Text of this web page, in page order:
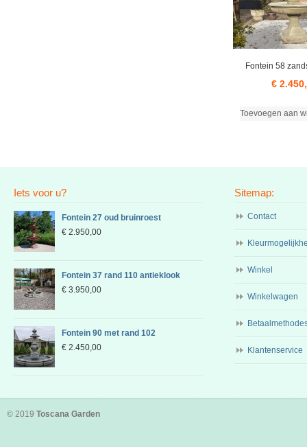
Fontein 58
€
Toevoegen aan
Iets voor u?
Fontein 27 oud bruinroest
€ 2.950,00
Fontein 37 rand 110 antieklook
€ 3.950,00
Fontein 90 met rand 102
€ 2.450,00
Sitemap:
Contact
Winkel
Winkelwagen
Klantenservice
© 2019 Toscana Garden